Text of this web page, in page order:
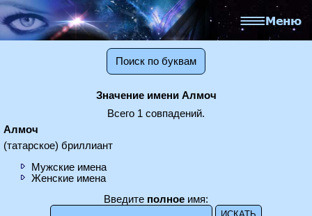
Поиск по буквам
Значение имени Алмоч
Всего 1 совпадений.
Алмоч
(татарское) бриллиант
Мужские имена
Женские имена
Введите полное имя: